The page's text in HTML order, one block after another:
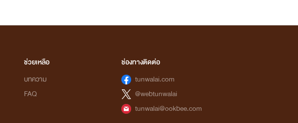
ช่วยเหลือ
บทความ
FAQ
ช่องทางติดต่อ
tunwalai.com
@webtunwalai
tunwalai@ookbee.com